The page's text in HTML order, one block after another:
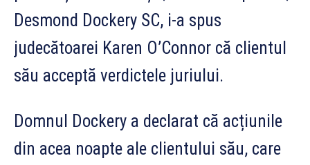
Desmond Dockery SC, i-a spus
judecătoarei Karen O’Connor că clientul
său acceptă verdictele juriului.
Domnul Dockery a declarat că acțiunile
din acea noapte ale clientului său, care